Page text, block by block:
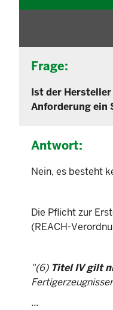
Frage:
Ist der
Anforderung ein
Antwort:
Nein, es besteht
Die Pflicht zur
(REACH-
"(6) Titel IV gilt
...